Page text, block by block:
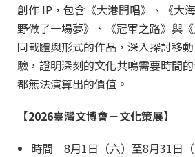
創作 IP，包含《大港開唱》、《大
野做了一場夢》、《冠軍之路》與
同載體與形式的作品，深入探討移
驗，證明深刻的文化共鳴需要時間
都無法演算出的價值。
【2026臺灣文博會－文化策展】
時間｜8月1日（六）至8月31日